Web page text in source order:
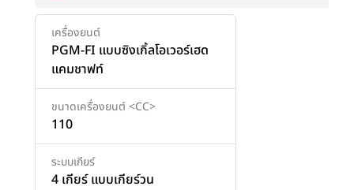
เครื่องยนต์
PGM-FI แบบซิงเกิ้ลโอเวอร์เฮด
แคมชาฟท์
ขนาดเครื่องยนต์ <CC>
110
ระบบเกียร์
4 เกียร์ แบบเกียร์วน